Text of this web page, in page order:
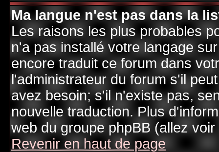
Ma langue n'est pas dans la
Les raisons les plus probables
n'a pas installé votre langage
encore traduit ce forum dans
l'administrateur du forum s'il
avez besoin; s'il n'existe pas,
nouvelle traduction. Plus
web du groupe phpBB (allez
Revenir en haut de page